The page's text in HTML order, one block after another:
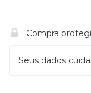
Compra
Seus dados